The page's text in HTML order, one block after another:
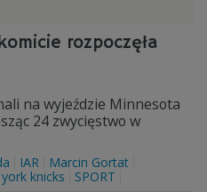
rozpoczęła
na wyjeździe Minnesota
24 zwycięstwo w
IAR
Marcin Gortat
knicks SPORT